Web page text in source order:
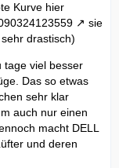
Kurve hier
sie
drastisch)
tage viel besser
Das so etwas
sehr klar
auch nur einen
macht DELL
und deren